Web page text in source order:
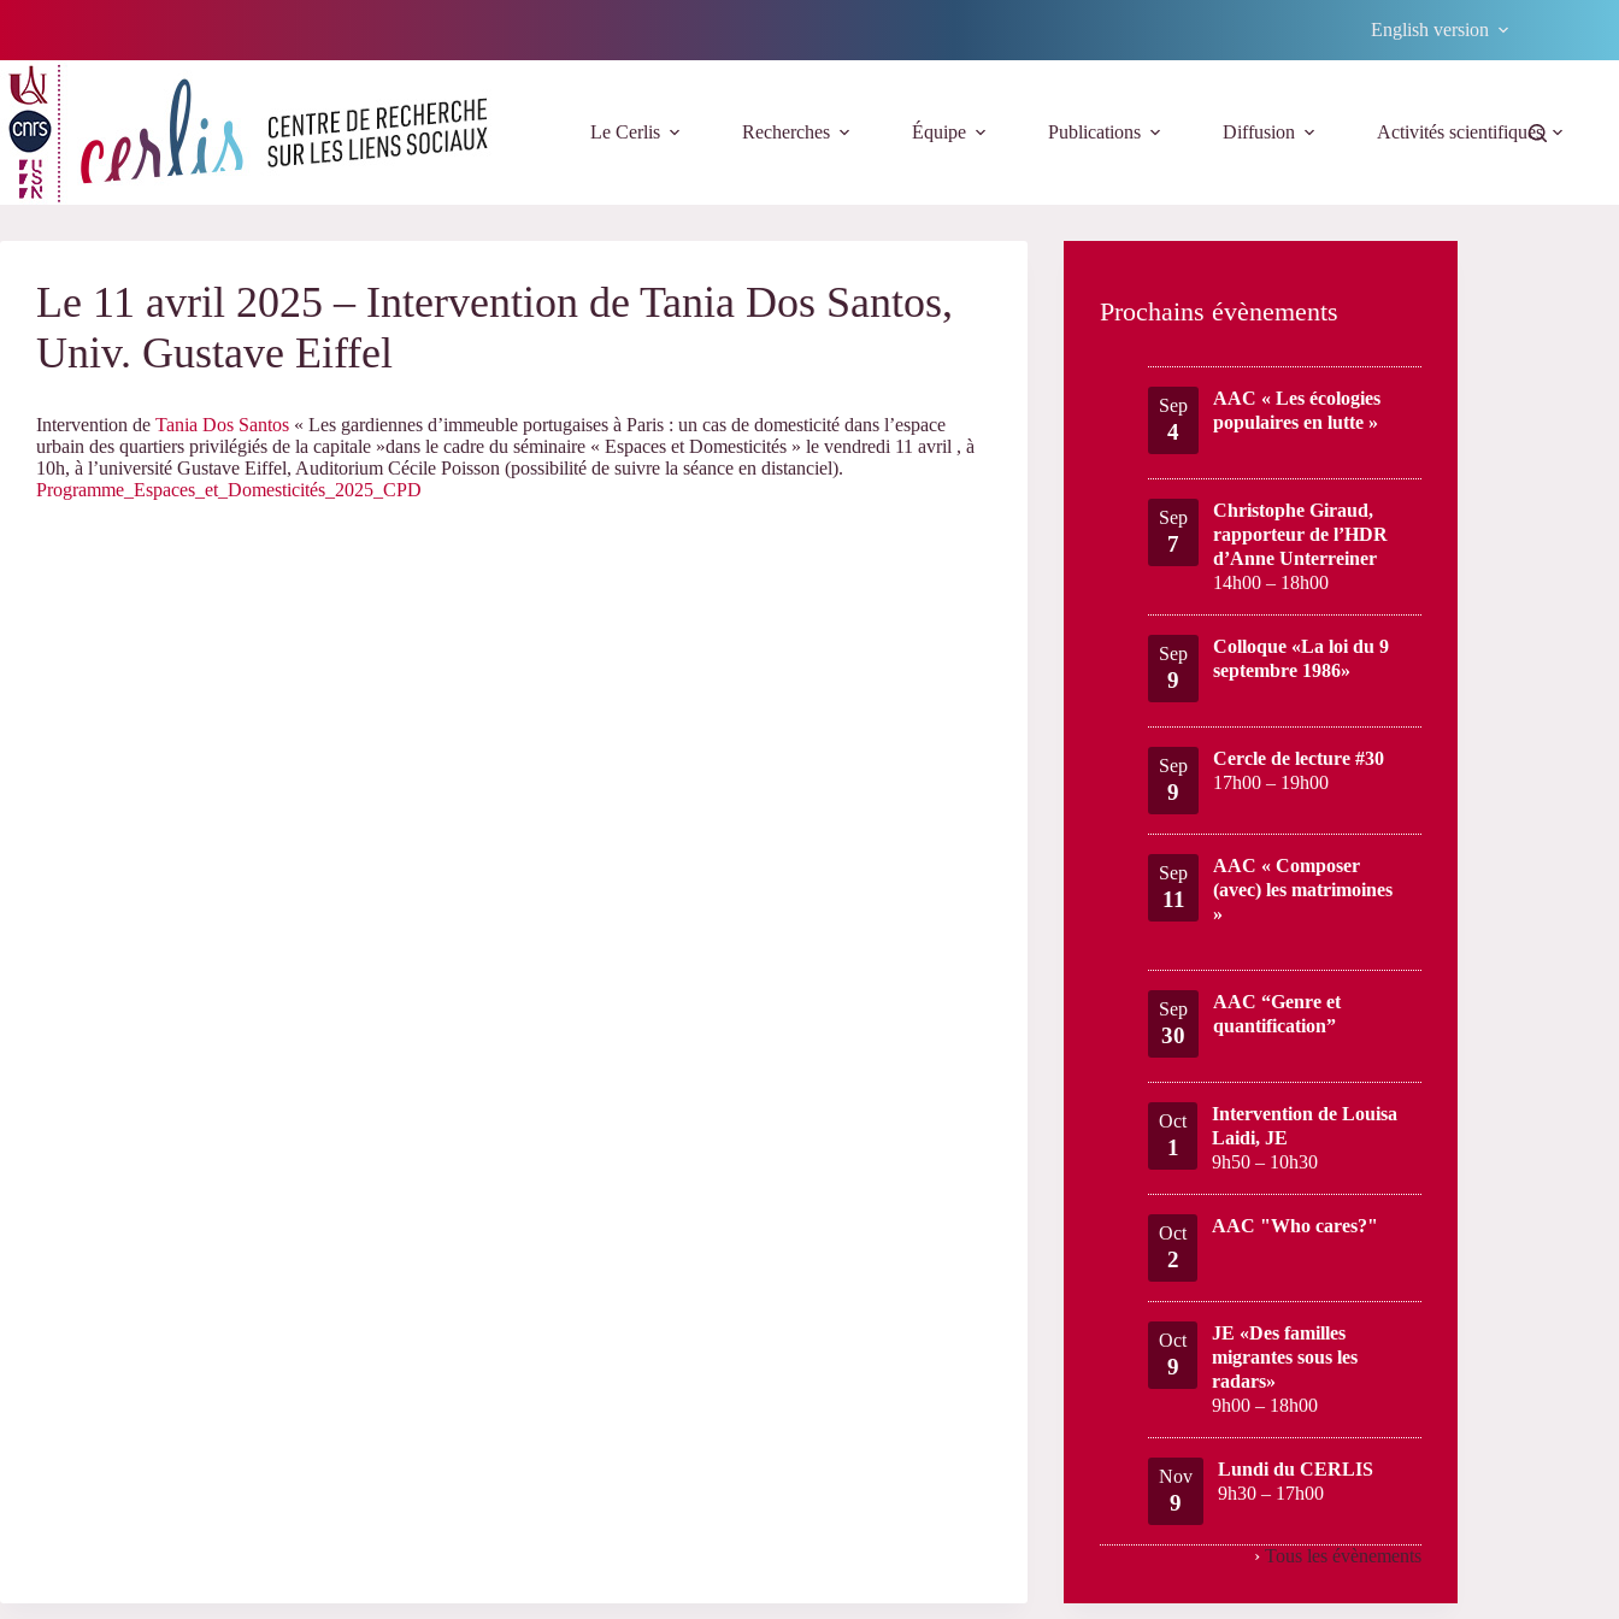
English version
Le Cerlis Recherches Équipe Publications Diffusion Activités scientifiques
Le 11 avril 2025 – Intervention de Tania Dos Santos,
Univ. Gustave Eiffel
Intervention de Tania Dos Santos « Les gardiennes d’immeuble portugaises à Paris : un cas de domesticité dans l’espace
urbain des quartiers privilégiés de la capitale »dans le cadre du séminaire « Espaces et Domesticités » le vendredi 11 avril , à
10h, à l’université Gustave Eiffel, Auditorium Cécile Poisson (possibilité de suivre la séance en distanciel).
Programme_Espaces_et_Domesticités_2025_CPD
Prochains évènements
Sep
4
AAC « Les écologies
populaires en lutte »
Sep
7
Christophe Giraud,
rapporteur de l’HDR
d’Anne Unterreiner
14h00 – 18h00
Sep
9
Colloque «La loi du 9
septembre 1986»
Sep
9
Cercle de lecture #30
17h00 – 19h00
Sep
11
AAC « Composer
(avec) les matrimoines
»
Sep
30
AAC “Genre et
quantification”
Oct
1
Intervention de Louisa
Laidi, JE
9h50 – 10h30
Oct
2
AAC "Who cares?"
Oct
9
JE «Des familles
migrantes sous les
radars»
9h00 – 18h00
Nov
9
Lundi du CERLIS
9h30 – 17h00
› Tous les évènements